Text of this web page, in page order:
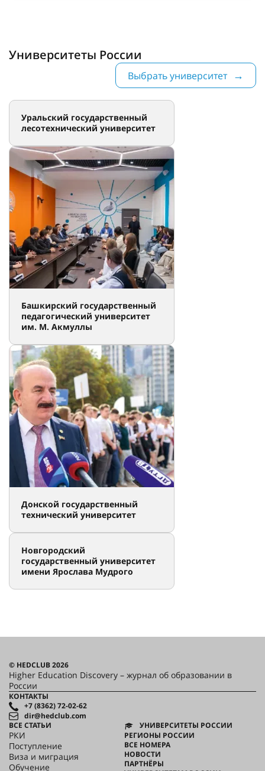
Университеты России
Выбрать университет
Уральский государственный
лесотехнический университет
Башкирский государственный
педагогический университет
им. М. Акмуллы
Донской государственный
технический университет
Новгородский
государственный университет
имени Ярослава Мудрого
© HEDCLUB 2026
Higher Education Discovery – журнал об образовании в
России
КОНТАКТЫ
+7 (8362) 72-02-62
dir@hedclub.com
ВСЕ СТАТЬИ
РКИ
Поступление
Виза и миграция
Обучение
УНИВЕРСИТЕТЫ РОССИИ
РЕГИОНЫ РОССИИ
ВСЕ НОМЕРА
НОВОСТИ
ПАРТНЁРЫ